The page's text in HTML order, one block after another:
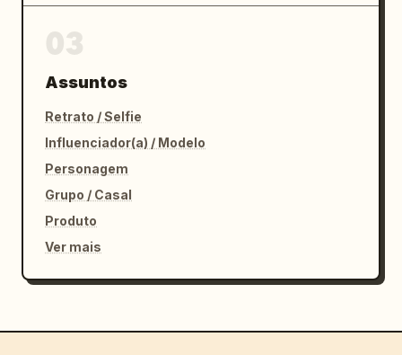
Assuntos
Retrato / Selfie
Influenciador(a) / Modelo
Personagem
Grupo / Casal
Produto
Ver mais